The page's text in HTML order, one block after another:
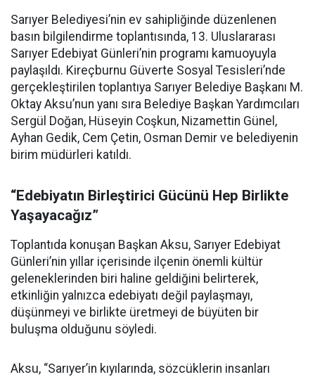
Sarıyer Belediyesi’nin ev sahipliğinde düzenlenen
basın bilgilendirme toplantısında, 13. Uluslararası
Sarıyer Edebiyat Günleri’nin programı kamuoyuyla
paylaşıldı. Kireçburnu Güverte Sosyal Tesisleri’nde
gerçekleştirilen toplantıya Sarıyer Belediye Başkanı M.
Oktay Aksu’nun yanı sıra Belediye Başkan Yardımcıları
Sergül Doğan, Hüseyin Coşkun, Nizamettin Günel,
Ayhan Gedik, Cem Çetin, Osman Demir ve belediyenin
birim müdürleri katıldı.
“Edebiyatın Birleştirici Gücünü Hep Birlikte
Yaşayacağız”
Toplantıda konuşan Başkan Aksu, Sarıyer Edebiyat
Günleri’nin yıllar içerisinde ilçenin önemli kültür
geleneklerinden biri haline geldiğini belirterek,
etkinliğin yalnızca edebiyatı değil paylaşmayı,
düşünmeyi ve birlikte üretmeyi de büyüten bir
buluşma olduğunu söyledi.
Aksu, “Sarıyer’in kıyılarında, sözcüklerin insanları